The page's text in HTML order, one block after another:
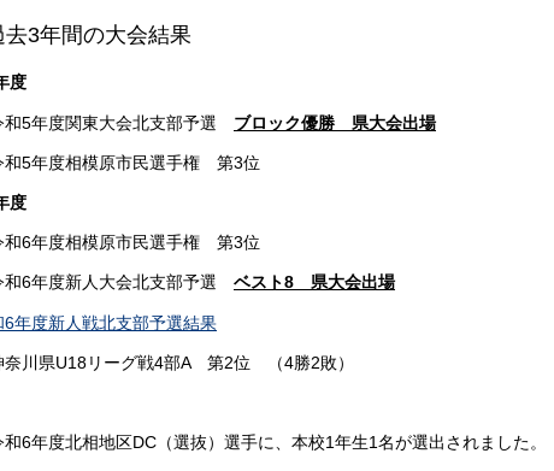
去3年間の大会結果
度
5年度関東大会北支部予選 ブロック優勝 県大会出場
5年度相模原市民選手権 第3位
度
6年度相模原市民選手権 第3位
6年度新人大会北支部予選 ベスト8 県大会出場
6年度新人戦北支部予選結果
川県U18リーグ戦4部A 第2位 （4勝2敗）
6年度北相地区DC（選抜）選手に、本校1年生1名が選出されました。